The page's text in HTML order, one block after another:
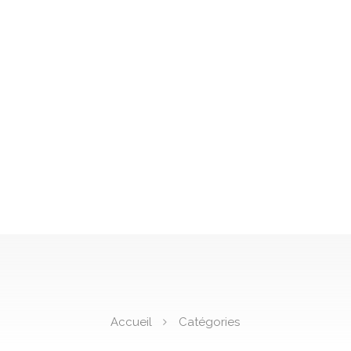
Accueil Catégories